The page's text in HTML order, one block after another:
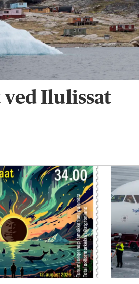
ved Ilulissat